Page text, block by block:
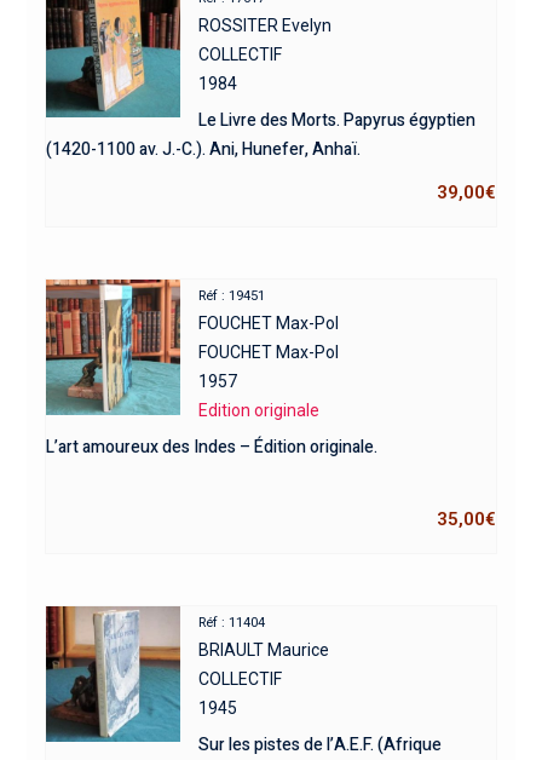
ROSSITER Evelyn
COLLECTIF
1984
Le Livre des Morts. Papyrus égyptien
(1420-1100 av. J.-C.). Ani, Hunefer, Anhaï.
39,00€
Réf : 19451
FOUCHET Max-Pol
FOUCHET Max-Pol
1957
Edition originale
L’art amoureux des Indes – Édition originale.
35,00€
Réf : 11404
BRIAULT Maurice
COLLECTIF
1945
Sur les pistes de l’A.E.F. (Afrique